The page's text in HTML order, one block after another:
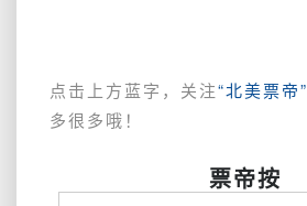
赴
路
点击上方蓝字，关注“北美票帝”
多很多哦！
票帝按